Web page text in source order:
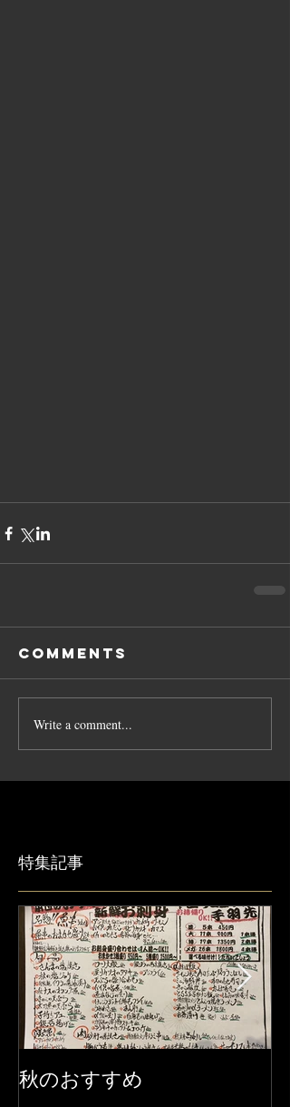
Comments
Write a comment...
特集記事
秋のおすすめ